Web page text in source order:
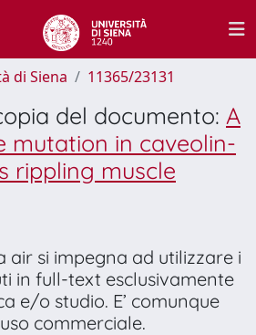
di Siena 11365/23131
del documento: A
mutation in caveolin-
rippling muscle
air si impegna ad utilizzare i
in full-text esclusivamente
e/o studio. E’ comunque
commerciale.